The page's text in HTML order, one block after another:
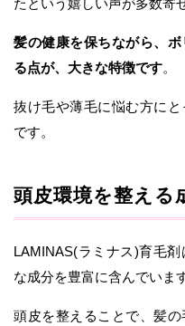
たという嬉しい声が多数寄
髪の健康を保ちながら、
る点が、大きな特徴です。
抜け毛や薄毛に悩む方に
です。
頭皮環境を整える
LAMINAS(ラミナス)育毛
な成分を豊富に含んでいます
頭皮を整えることで、髪